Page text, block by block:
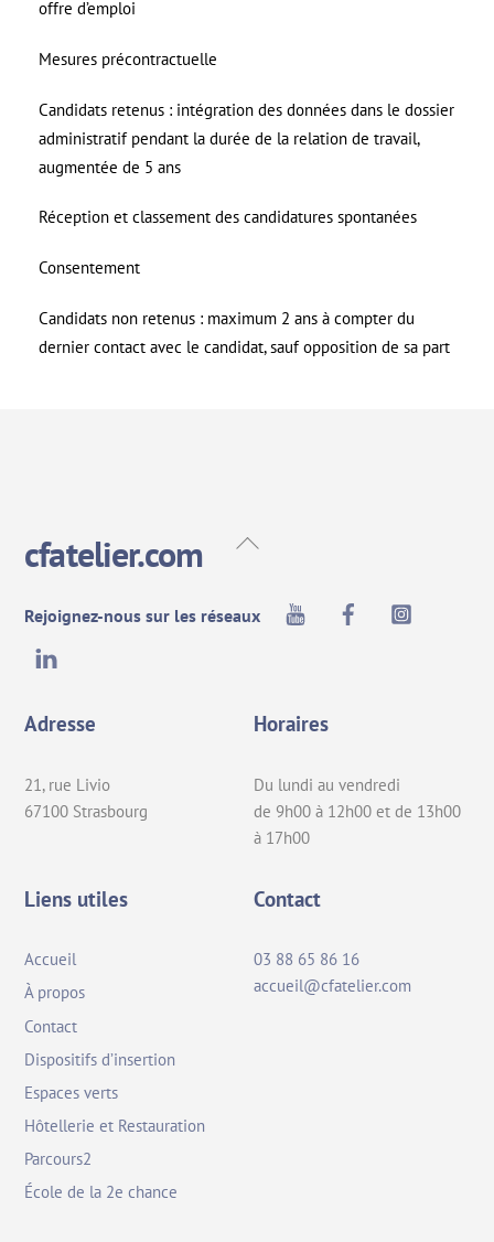
offre d’emploi
Mesures précontractuelle
Candidats retenus : intégration des données dans le dossier
administratif pendant la durée de la relation de travail,
augmentée de 5 ans
Réception et classement des candidatures spontanées
Consentement
Candidats non retenus : maximum 2 ans à compter du
dernier contact avec le candidat, sauf opposition de sa part
Back
cfatelier.com
Rejoignez-nous sur les réseaux
Youtube Facebook
Adresse
21, rue Livio
67100 Strasbourg
Horaires
Du lundi au vendredi
de 9h00 à 12h00 et de 13h00
à 17h00
Liens utiles
Accueil
À propos
Contact
Dispositifs d’insertion
Espaces verts
Hôtellerie et Restauration
Parcours2
École de la 2e chance
Contact
03 88 65 86 16
accueil@cfatelier.com